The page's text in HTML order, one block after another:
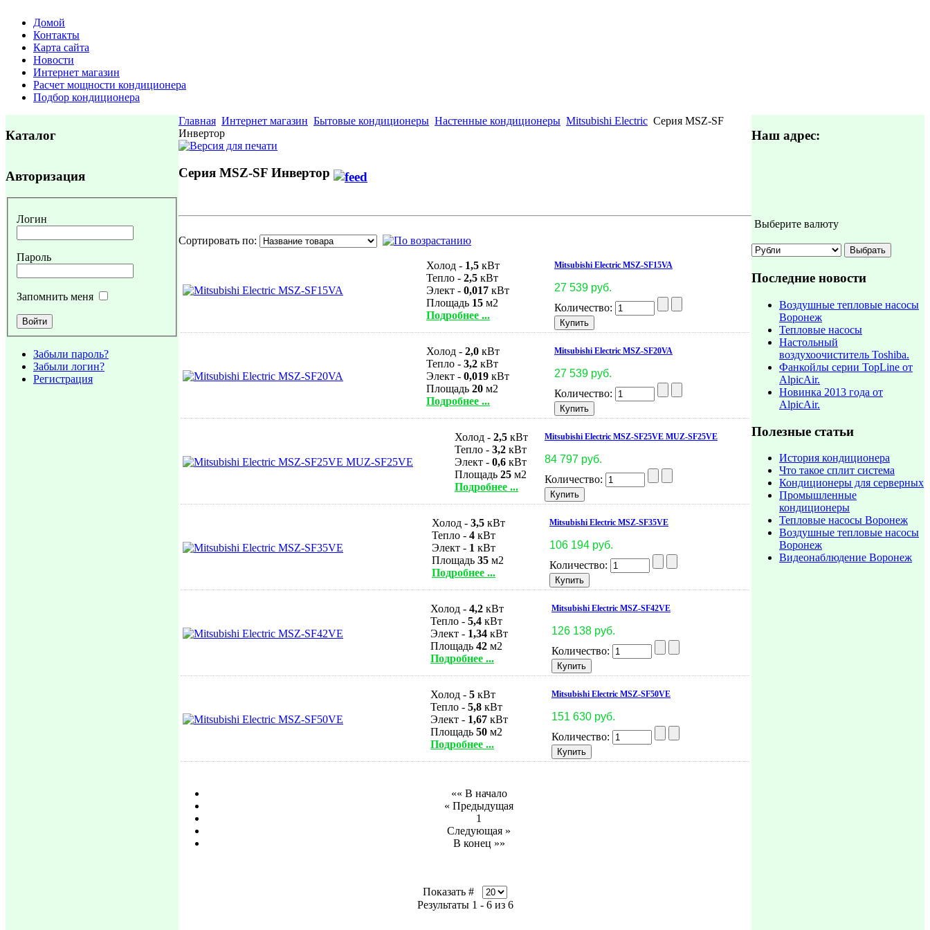
Домой
Контакты
Карта сайта
Новости
Интернет магазин
Расчет мощности кондиционера
Подбор кондиционера
Каталог
Авторизация
Логин
Пароль
Запомнить меня
Забыли пароль?
Забыли логин?
Регистрация
Главная Интернет магазин Бытовые кондиционеры Настенные кондиционеры Mitsubishi Electric Серия MSZ-SF
Инвертор
Серия MSZ-SF Инвертор
Сортировать по:
Холод - 1,5 кВт
Тепло - 2,5 кВт
Элект - 0,017 кВт
Площадь 15 м2
Подробнее ...
Mitsubishi Electric MSZ-SF15VA
27 539 руб.
Количество:
Холод - 2,0 кВт
Тепло - 3,2 кВт
Элект - 0,019 кВт
Площадь 20 м2
Подробнее ...
Mitsubishi Electric MSZ-SF20VA
27 539 руб.
Количество:
Холод - 2,5 кВт
Тепло - 3,2 кВт
Элект - 0,6 кВт
Площадь 25 м2
Подробнее ...
Mitsubishi Electric MSZ-SF25VE MUZ-SF25VE
84 797 руб.
Количество:
Холод - 3,5 кВт
Тепло - 4 кВт
Элект - 1 кВт
Площадь 35 м2
Подробнее ...
Mitsubishi Electric MSZ-SF35VE
106 194 руб.
Количество:
Холод - 4,2 кВт
Тепло - 5,4 кВт
Элект - 1,34 кВт
Площадь 42 м2
Подробнее ...
Mitsubishi Electric MSZ-SF42VE
126 138 руб.
Количество:
Холод - 5 кВт
Тепло - 5,8 кВт
Элект - 1,67 кВт
Площадь 50 м2
Подробнее ...
Mitsubishi Electric MSZ-SF50VE
151 630 руб.
Количество:
«« В начало
« Предыдущая
1
Следующая »
В конец »»
Показать #
Результаты 1 - 6 из 6
Наш адрес:
Выберите валюту
Последние новости
Воздушные тепловые насосы
Воронеж
Тепловые насосы
Настольный
воздухоочиститель Toshiba.
Фанкойлы серии TopLine от
AlpicAir.
Новинка 2013 года от
AlpicAir.
Полезные статьи
История кондиционера
Что такое сплит система
Кондиционеры для серверных
Промышленные
кондиционеры
Тепловые насосы Воронеж
Воздушные тепловые насосы
Воронеж
Видеонаблюдение Воронеж